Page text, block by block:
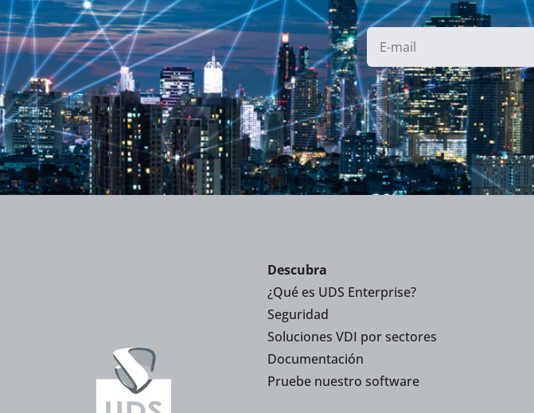
Descubra
¿Qué es UDS Enterprise?
Seguridad
Soluciones VDI por sectores
Documentación
Pruebe nuestro software